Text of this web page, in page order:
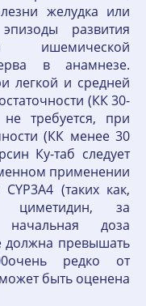
желудка или
развития
ишемической
в анамнезе.
легкой и средней
(КК 30-
требуется, при
(КК менее 30
Ку-таб следует
применении
(таких как,
циметидин, за
начальная доза
должна превышать
редко от
быть оценена